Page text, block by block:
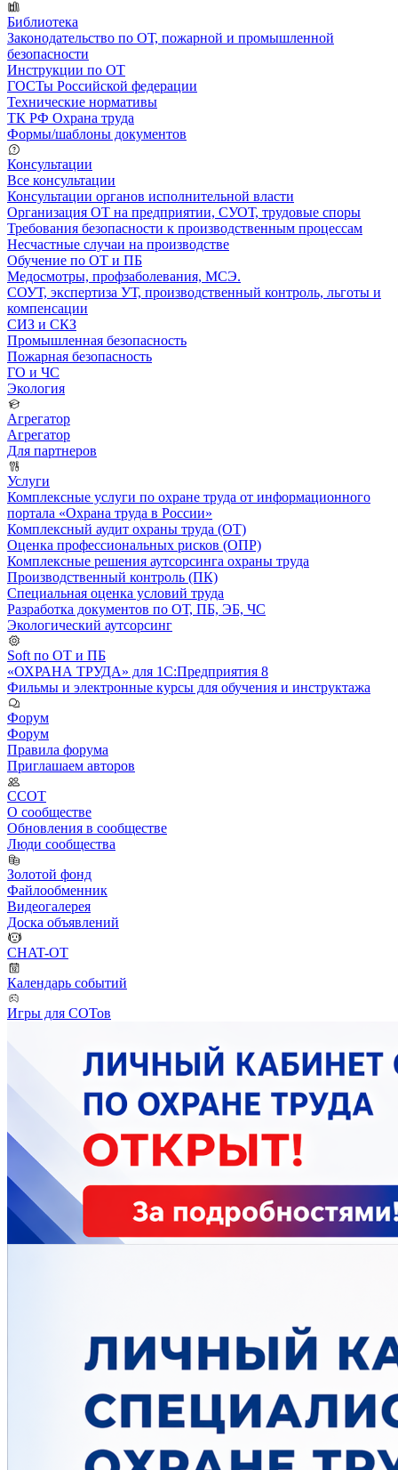
Библиотека
Законодательство по ОТ, пожарной и промышленной
безопасности
Инструкции по ОТ
ГОСТы Российской федерации
Технические нормативы
ТК РФ Охрана труда
Формы/шаблоны документов
Консультации
Все консультации
Консультации органов исполнительной власти
Организация ОТ на предприятии, СУОТ, трудовые споры
Требования безопасности к производственным процессам
Несчастные случаи на производстве
Обучение по ОТ и ПБ
Медосмотры, профзаболевания, МСЭ.
СОУТ, экспертиза УТ, производственный контроль, льготы и
компенсации
СИЗ и СКЗ
Промышленная безопасность
Пожарная безопасность
ГО и ЧС
Экология
Агрегатор
Агрегатор
Для партнеров
Услуги
Комплексные услуги по охране труда от информационного
портала «Охрана труда в России»
Комплексный аудит охраны труда (ОТ)
Оценка профессиональных рисков (ОПР)
Комплексные решения аутсорсинга охраны труда
Производственный контроль (ПК)
Специальная оценка условий труда
Разработка документов по ОТ, ПБ, ЭБ, ЧС
Экологический аутсорсинг
Soft по ОТ и ПБ
«ОХРАНА ТРУДА» для 1С:Предприятия 8
Фильмы и электронные курсы для обучения и инструктажа
Форум
Форум
Правила форума
Приглашаем авторов
ССОТ
О сообществе
Обновления в сообществе
Люди сообщества
Золотой фонд
Файлообменник
Видеогалерея
Доска объявлений
CHAT-OT
Календарь событий
Игры для СОТов